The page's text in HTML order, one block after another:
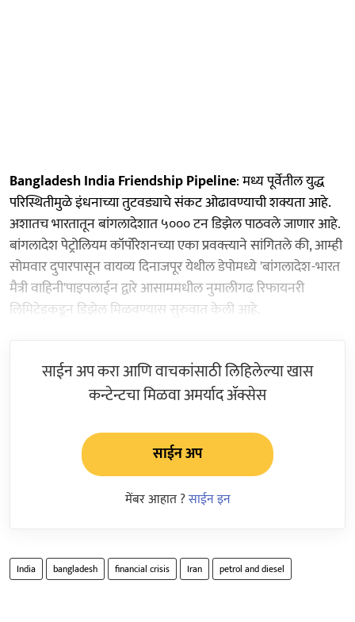
Bangladesh India Friendship Pipeline: मध्य पूर्वेतील युद्ध
परिस्थितीमुळे इंधनाच्या तुटवड्याचे संकट ओढावण्याची शक्यता आहे.
अशातच भारतातून बांगलादेशात ५००० टन डिझेल पाठवले जाणार आहे.
बांगलादेश पेट्रोलियम कॉर्पोरेशनच्या एका प्रवक्त्याने सांगितले की, आम्ही
सोमवार दुपारपासून वायव्य दिनाजपूर येथील डेपोमध्ये 'बांगलादेश-भारत
मैत्री वाहिनी'पाइपलाईन द्वारे आसाममधील नुमालीगढ रिफायनरी
लिमिटेडकडून डिझेल मिळवण्यास सुरुवात केली आहे.
साईन अप करा आणि वाचकांसाठी लिहिलेल्या खास
कन्टेन्टचा मिळवा अमर्याद ॲक्सेस
साईन अप
मेंबर आहात ?साईन इन
India bangladesh financial crisis Iran petrol and diesel